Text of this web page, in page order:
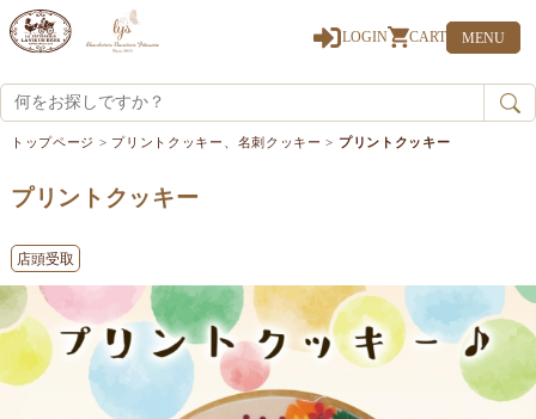
LOGIN CART
MENU
トップページ > プリントクッキー、名刺クッキー > プリントクッキー
プリントクッキー
店頭受取